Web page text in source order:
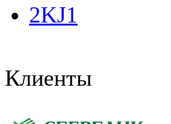
2KJ1
Клиенты